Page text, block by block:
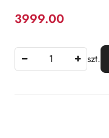
Cena:
3999.00
szt.